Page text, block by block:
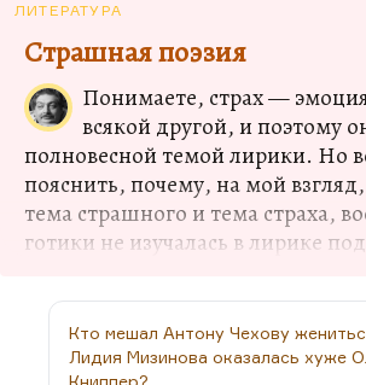
Привидения — это такие… Ну,
русской литературе. Поэтому,
Ульяновой составляли сборник
стихи», мы довольно много
самое страшное стихотворение,
назвать (и оно тоже имеет
привидениям),— это, конечно,
командора», абсолютно
произведение. Ну, «Телефон»
ЛИТЕРАТУРА
Страшная поэзия
Понимаете, страх —
всякой другой, и поэтому
полновесной темой лирики. Но
пояснить, почему, на мой
тема страшного и тема страха,
готики не изучалась в лирике
страшном. Наиболее точно об
Елена Иваницкая, которая
писала о массовой культуре. Вот
Кто мешал Антону Чехову
Лидия Мизинова оказалась хуже
Книппер?